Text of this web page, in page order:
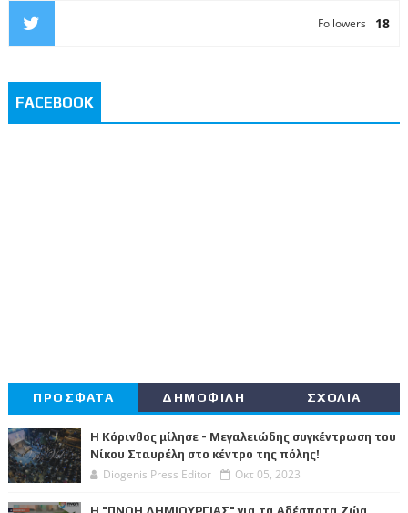
18
Followers
FACEBOOK
ΠΡΟΣΦΑΤΑ ΔΗΜΟΦΙΛΗ ΣΧΟΛΙΑ
Η Κόρινθος μίλησε - Μεγαλειώδης συγκέντρωση του
Νίκου Σταυρέλη στο κέντρο της πόλης!
Diogenis Press Editor Οκτ 05, 2023